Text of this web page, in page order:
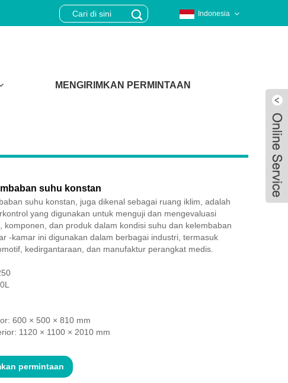
Indonesia
MENGIRIMKAN PERMINTAAN
suhu konstan
suhu konstan, juga dikenal sebagai ruang iklim, adalah
yang digunakan untuk menguji dan mengevaluasi
komponen, dan produk dalam kondisi suhu dan kelembaban
-kamar ini digunakan dalam berbagai industri, termasuk
kedirgantaraan, dan manufaktur perangkat medis.
600 × 500 × 810 mm
1120 × 1100 × 2010 mm
permintaan